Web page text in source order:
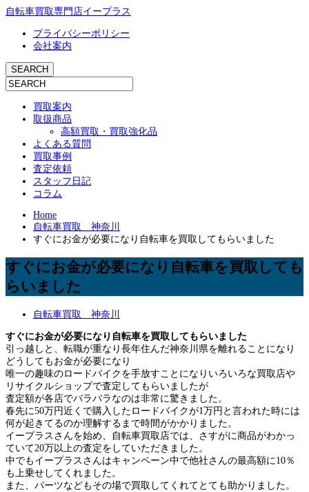
自転車買取専門店イープラス
プライバシーポリシー
会社案内
買取案内
取扱商品
高額買取・買取強化品
よくある質問
買取事例
査定依頼
スタッフ日記
コラム
Home
自転車買取 神奈川
すぐにお金が必要になり自転車を買取してもらいました
すぐにお金が必要になり自転車を買取しても
らいました
自転車買取 神奈川
すぐにお金が必要になり自転車を買取してもらいました
引っ越しと、転職が重なり長年住んだ神奈川県を離れることになり
どうしてもお金が必要になり
唯一の趣味のロードバイクを手放すことになりいろいろな買取店や
リサイクルショップで査定してもらいましたが
査定額が各店でバラバラなのは非常に驚きました。
春先に50万円近くで購入したロードバイクが1万円と言われた時には
何が起きてるのか理解するまで時間がかかりました。
イープラスさんを始め、自転車買取店では、さすがに商品がわかっ
ていて20万以上の査定をしていただきました。
中でもイープラスさんはキャンペーン中で他社さんの最高額に10％
も上乗せしてくれました。
また、パーツなどもその場で買取してくれてとても助かりました。